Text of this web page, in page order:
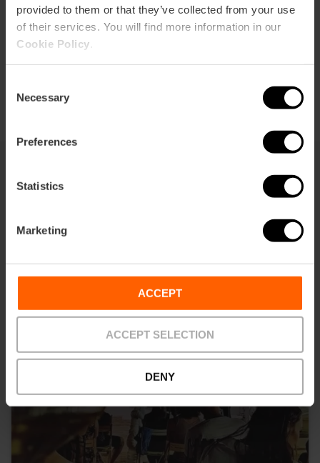
provided to them or that they’ve collected from your use
of their services. You will find more information in our
Cookie Policy
Selection
Necessary
Preferences
Statistics
Marketing
ACCEPT
ACCEPT SELECTION
DENY
También te puede interesar